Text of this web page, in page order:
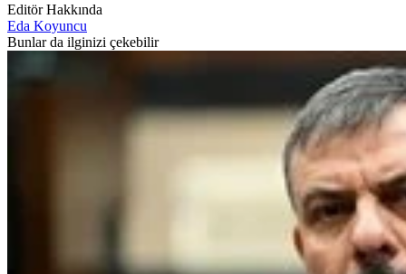
Editör Hakkında
Eda Koyuncu
Bunlar da ilginizi çekebilir